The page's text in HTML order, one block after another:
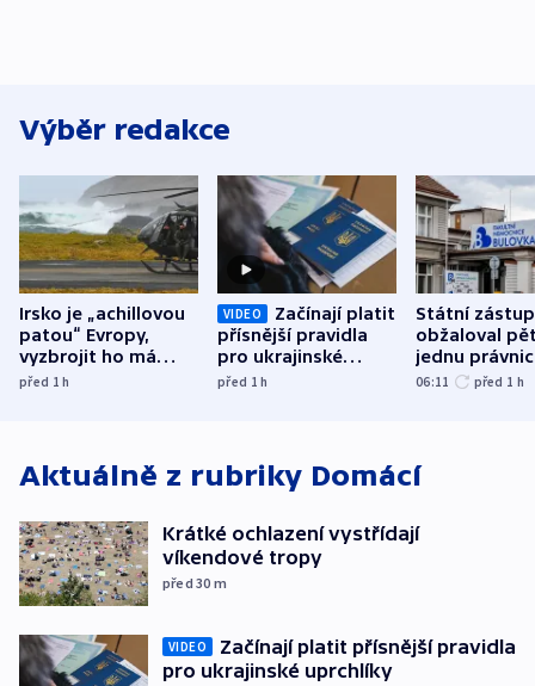
Výběr redakce
Irsko je „achillovou
patou“ Evropy,
vyzbrojit ho má
Francie
před 1h
VIDEO
Začínají platit
přísnější pravidla
pro ukrajinské
uprchlíky
před 1h
Státní
obžaloval
jednu
osobu v
06:11 před 1 h
Aktuálně z rubriky Domácí
Krátké ochlazení vystřídají
víkendové tropy
před 30 m
VIDEO
Začínají platit přísnější pravidla
pro ukrajinské uprchlíky